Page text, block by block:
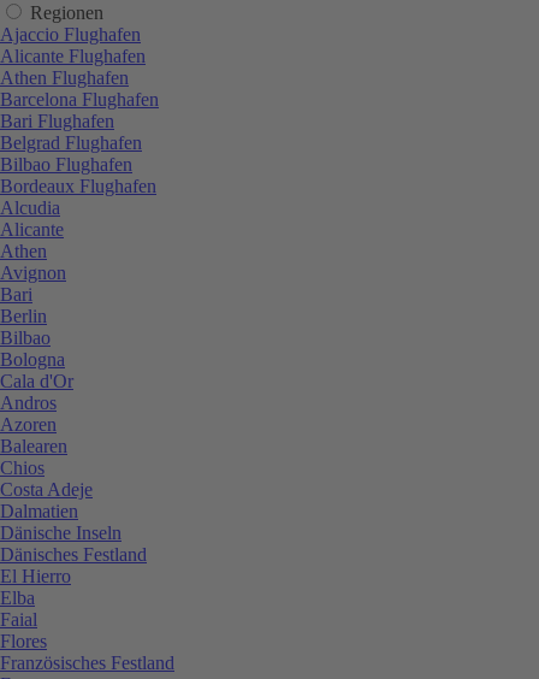
Regionen
Ajaccio Flughafen
Alicante Flughafen
Athen Flughafen
Barcelona Flughafen
Bari Flughafen
Belgrad Flughafen
Bilbao Flughafen
Bordeaux Flughafen
Alcudia
Alicante
Athen
Avignon
Bari
Berlin
Bilbao
Bologna
Cala d'Or
Andros
Azoren
Balearen
Chios
Costa Adeje
Dalmatien
Dänische Inseln
Dänisches Festland
El Hierro
Elba
Faial
Flores
Französisches Festland